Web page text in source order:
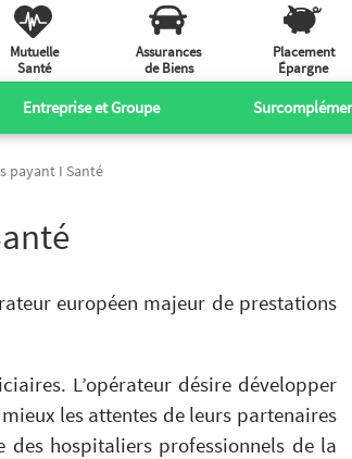
Mutuelle
Santé
Assurances
de Biens
Placement
Épargne
Entreprise et Groupe
payant I Santé
européen majeur de prestations
L’opérateur désire développer
les attentes de leurs partenaires
des hospitaliers professionnels de la